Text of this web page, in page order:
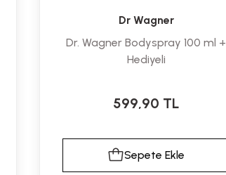
Dr Wagner
Dr. Wagner Bodyspray 100 ml +
Hediyeli
599,90 TL
Sepete Ekle